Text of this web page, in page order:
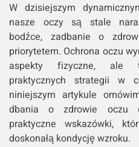
W dzisiejszym
nasze oczy są stale
bodźce, zadbanie o
priorytetem. Ochrona oczu
aspekty fizyczne, ale
praktycznych strategii w
niniejszym artykule
dbania o zdrowie oczu
praktyczne wskazówki,
doskonałą kondycję wzroku.